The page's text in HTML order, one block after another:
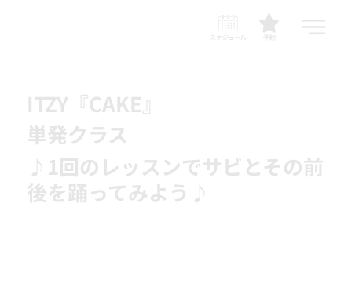
予約
スケジュール
ITZY『CAKE』
単発クラス
♪1回のレッスンでサビとその前
後を踊ってみよう♪